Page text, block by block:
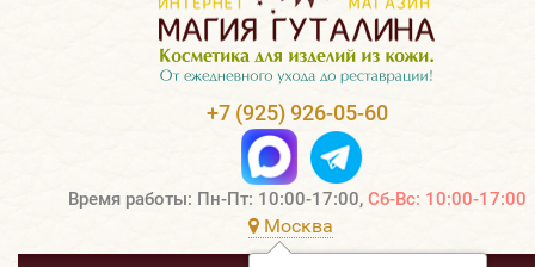
+7 (925) 926-05-60
Время работы: Пн-Пт: 10:00-17:00, Сб-Вс: 10:00-17:00
Москва